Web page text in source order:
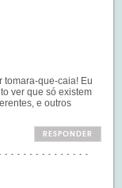
tomara-que-caia! Eu
ver que só existem
e outros
RESPONDER